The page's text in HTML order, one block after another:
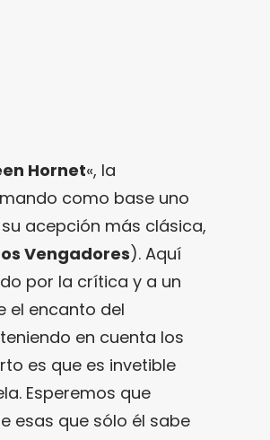
Hornet«, la
como base uno
acepción más clásica,
Vengadores). Aquí
por la crítica y a un
el encanto del
en cuenta los
es que es invetible
Esperemos que
esas que sólo él sabe